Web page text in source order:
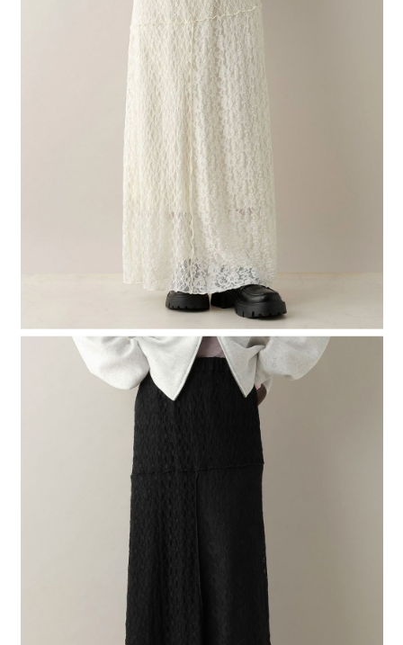
1.本服務係由「台灣大哥大股份有限公司」（以下簡稱本公司）所提供，讓
用戶於交易時，得透過本服務購買商品或服務，並由商店將買賣／分期付款
買賣價金債權讓與本公司後，依約使用本公司帳單繳交帳款。
2.基於同意付款使用「大哥付你分期」之契約關係目的，商店將以您的個人
資料（包含姓名、電話或地址）提供予台灣大哥大進項蒐集、處理及利用，
由本公司與您本人進行分期帳單所需資料之確認、核對及更正。
3.完整用戶服務條款，請詳閱以下連結： https://oppay.tw/userRule
ATM／網路銀行／等多元方式進行付款，方視為交易完成。
※ 請注意：結帳手續完成當下不需立刻繳費，但若您需要取消訂單，請聯絡
購買商品的店家。未經商家同意取消之訂單仍視為有效，需透過AFTEE先享
※ 交易是否成功請以「AFTEE先享後付 」之結帳頁面顯示為準，若有關於
是否繳費成功／繳費後需取消欲退款等相關疑問，請聯繫「AFTEE先享後付
https://netprotections.freshdesk.com/support/home
１．透過由恩沛科技股份有限公司提供之「AFTEE先享後付」服務完成之交
易，需依本服務之必要範圍內提供個人資料，並將交易相關給付款項請求債
權轉讓予恩沛科技股份有限公司。
２．關於個人資料處理事宜，請瀏覽以下網址： https://aftee.tw/terms/#terms3
３．未成年的使用者請事先徵得法定代理人或監護人之同意方可使用
「AFTEE先享後付」，若未經同意申辦者引起之損失，本公司不負相關責
４．使用「AFTEE先享後付」時，將依據個別帳號之用戶狀況，依本公司即
時審查核予不同之上限額度；若仍有額度不足之情形，本公司將視審查結果
５．嚴禁一人註冊多個帳號或使用他人資訊註冊。若發現惡意使用之情形，
恩沛科技股份有限公司將有權停止該用戶之使用額度並採取法律行動。
每筆NT$80，滿NT$1,500(含以上)免運費
每筆NT$80，滿NT$1,500(含以上)免運費
每筆NT$80，滿NT$1,500(含以上)免運費